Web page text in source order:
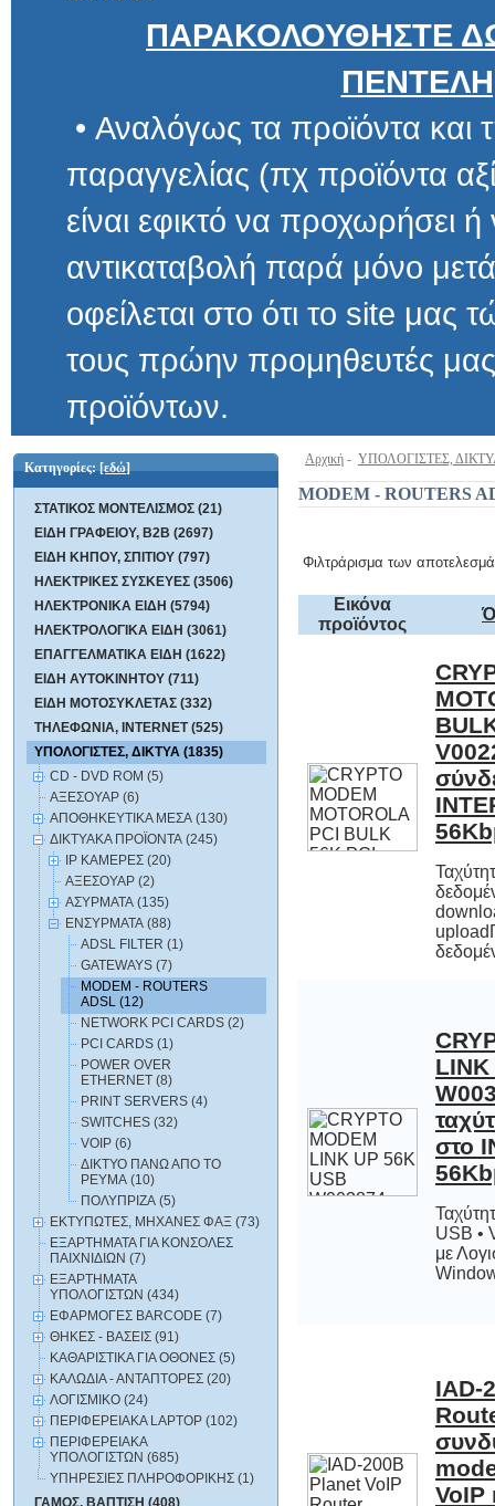
ΠΑΡΑΚΟΛΟΥΘΗΣΤΕ
• Αναλόγως τα προϊόντα και
παραγγελίας (πχ προϊόντα αξίας
είναι εφικτό να προχωρήσει ή να
αντικαταβολή παρά μόνο μετά
οφείλεται στο ότι το site μας τώρα
τους πρώην προμηθευτές μας
προϊόντων.
Κατηγορίες:[εδώ]
ΣΤΑΤΙΚΟΣ ΜΟΝΤΕΛΙΣΜΟΣ (21)
ΕΙΔΗ ΓΡΑΦΕΙΟΥ, B2B (2697)
ΕΙΔΗ ΚΗΠΟΥ, ΣΠΙΤΙΟΥ (797)
ΗΛΕΚΤΡΙΚΕΣ ΣΥΣΚΕΥΕΣ (3506)
ΗΛΕΚΤΡΟΝΙΚΑ ΕΙΔΗ (5794)
ΗΛΕΚΤΡΟΛΟΓΙΚΑ ΕΙΔΗ (3061)
ΕΠΑΓΓΕΛΜΑΤΙΚΑ ΕΙΔΗ (1622)
ΕΙΔΗ ΑΥΤΟΚΙΝΗΤΟΥ (711)
ΕΙΔΗ ΜΟΤΟΣΥΚΛΕΤΑΣ (332)
ΤΗΛΕΦΩΝΙΑ, INTERNET (525)
ΥΠΟΛΟΓΙΣΤΕΣ, ΔΙΚΤΥΑ (1835)
CD - DVD ROM (5)
ΑΞΕΣΟΥΑΡ (6)
ΑΠΟΘΗΚΕΥΤΙΚΑ ΜΕΣΑ (130)
ΔΙΚΤΥΑΚΑ ΠΡΟΪΟΝΤΑ (245)
IP ΚΑΜΕΡΕΣ (20)
ΑΞΕΣΟΥΑΡ (2)
ΑΣΥΡΜΑΤΑ (135)
ΕΝΣYΡΜΑΤΑ (88)
ADSL FILTER (1)
GATEWAYS (7)
MODEM - ROUTERS
ADSL (12)
NETWORK PCI CARDS (2)
PCI CARDS (1)
POWER OVER
ETHERNET (8)
PRINT SERVERS (4)
SWITCHES (32)
VOIP (6)
ΔΙΚΤΥΟ ΠΑΝΩ ΑΠΟ ΤΟ
ΡΕΥΜΑ (10)
ΠΟΛΥΠΡΙΖΑ (5)
ΕΚΤΥΠΩΤΕΣ, ΜΗΧΑΝΕΣ ΦΑΞ (73)
ΕΞΑΡΤΗΜΑΤΑ ΓΙΑ ΚΟΝΣΟΛΕΣ
ΠΑΙΧΝΙΔΙΩΝ (7)
ΕΞΑΡΤΗΜΑΤΑ
ΥΠΟΛΟΓΙΣΤΩΝ (434)
ΕΦΑΡΜΟΓΕΣ BARCODE (7)
ΘΗΚΕΣ - ΒΑΣΕΙΣ (91)
ΚΑΘΑΡΙΣΤΙΚΑ ΓΙΑ ΟΘΟΝΕΣ (5)
ΚΑΛΩΔΙΑ - ΑΝΤΑΠΤΟΡΕΣ (20)
ΛΟΓΙΣΜΙΚΟ (24)
ΠΕΡΙΦΕΡΕΙΑΚΑ LAPTOP (102)
ΠΕΡΙΦΕΡΕΙΑΚΑ
ΥΠΟΛΟΓΙΣΤΩΝ (685)
ΥΠΗΡΕΣΙΕΣ ΠΛΗΡΟΦΟΡΙΚΗΣ (1)
ΓΑΜΟΣ, ΒΑΠΤΙΣΗ (408)
Αρχική - ΥΠΟΛΟΓΙΣΤΕΣ,
MODEM - ROUTERS
Φιλτράρισμα των
Εικόνα
προϊόντος
LINK
στο
USB •
με
IAD-
VoIP